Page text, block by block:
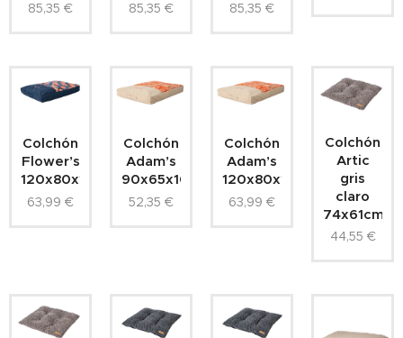
85,35 € 85,35 € 85,35 €
Colchón
Flower’s
120x80x10cm
63,99 €
Colchón
Adam’s
90x65x10cm
52,35 €
Colchón
Adam’s
120x80x10cm
63,99 €
Colchón
Artic
gris
claro
74x61cm.
44,55 €